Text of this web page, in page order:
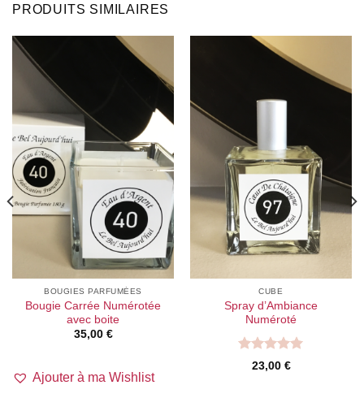
PRODUITS SIMILAIRES
BOUGIES PARFUMÉES
Bougie Carrée Numérotée
avec boite
35,00 €
Ajouter à ma Wishlist
CUBE
Spray d’Ambiance
Numéroté
Note5.00
sur 5
23,00 €